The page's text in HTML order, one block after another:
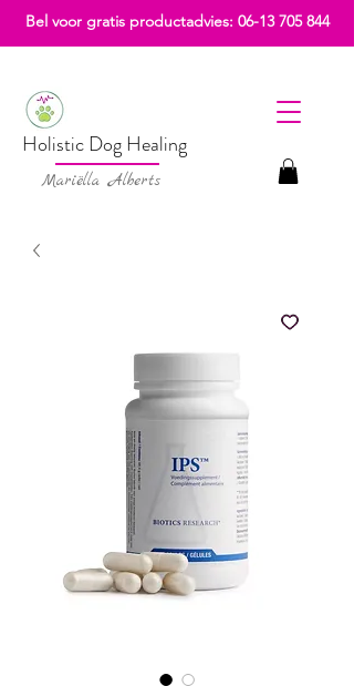
Holistic Dog Healing
Mariëlla Alberts
Bel voor gratis productadvies: 06-13 705 844